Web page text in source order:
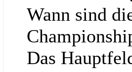
Wann sind
Das